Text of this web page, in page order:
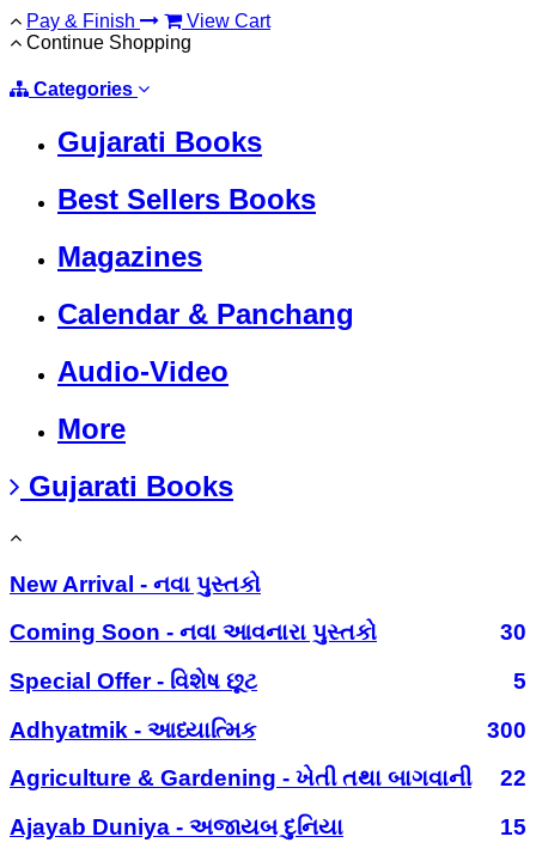
Pay & Finish
View Cart
Continue Shopping
Categories
Gujarati Books
Best Sellers Books
Magazines
Calendar & Panchang
Audio-Video
More
Gujarati Books
New Arrival - નવા પુસ્તકો
Coming Soon - નવા આવનારા પુસ્તકો
30
Special Offer - વિશેષ છૂટ
5
Adhyatmik - આધ્યાત્મિક
300
Agriculture & Gardening - ખેતી તથા બાગવાની
22
Ajayab Duniya - અજાયબ દુનિયા
15